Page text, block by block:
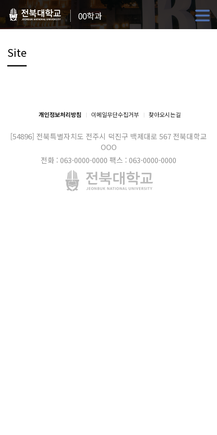
00학과
Site
개인정보처리방침 이메일무단수집거부 찾아오시는길
[54896] 전북특별자치도 전주시 덕진구 백제대로 567 전북대학교
OOO
전화 : 063-0000-0000 팩스 : 063-0000-0000